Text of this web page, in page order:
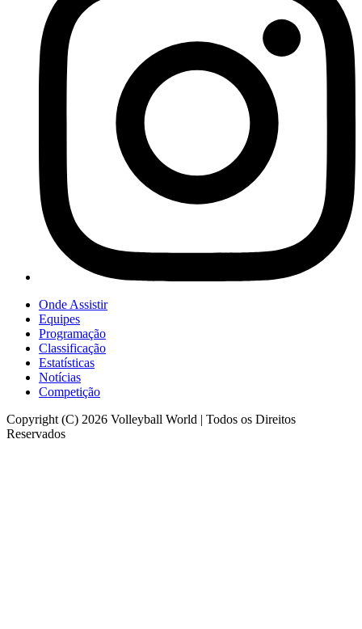
Onde Assistir
Equipes
Programação
Classificação
Estatísticas
Notícias
Competição
Copyright (C) 2026 Volleyball World | Todos os Direitos
Reservados